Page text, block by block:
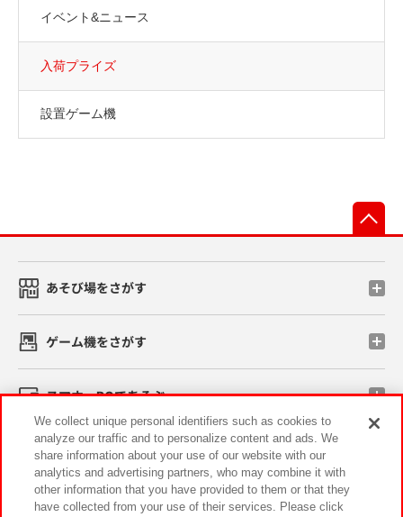
イベント&ニュース
入荷プライズ
設置ゲーム機
あそび場をさがす
ゲーム機をさがす
スマホ・PCであそぶ
イベント・キャンペーン
We collect unique personal identifiers such as cookies to
analyze our traffic and to personalize content and ads. We
share information about your use of our website with our
analytics and advertising partners, who may combine it with
other information that you have provided to them or that they
have collected from your use of their services. Please click